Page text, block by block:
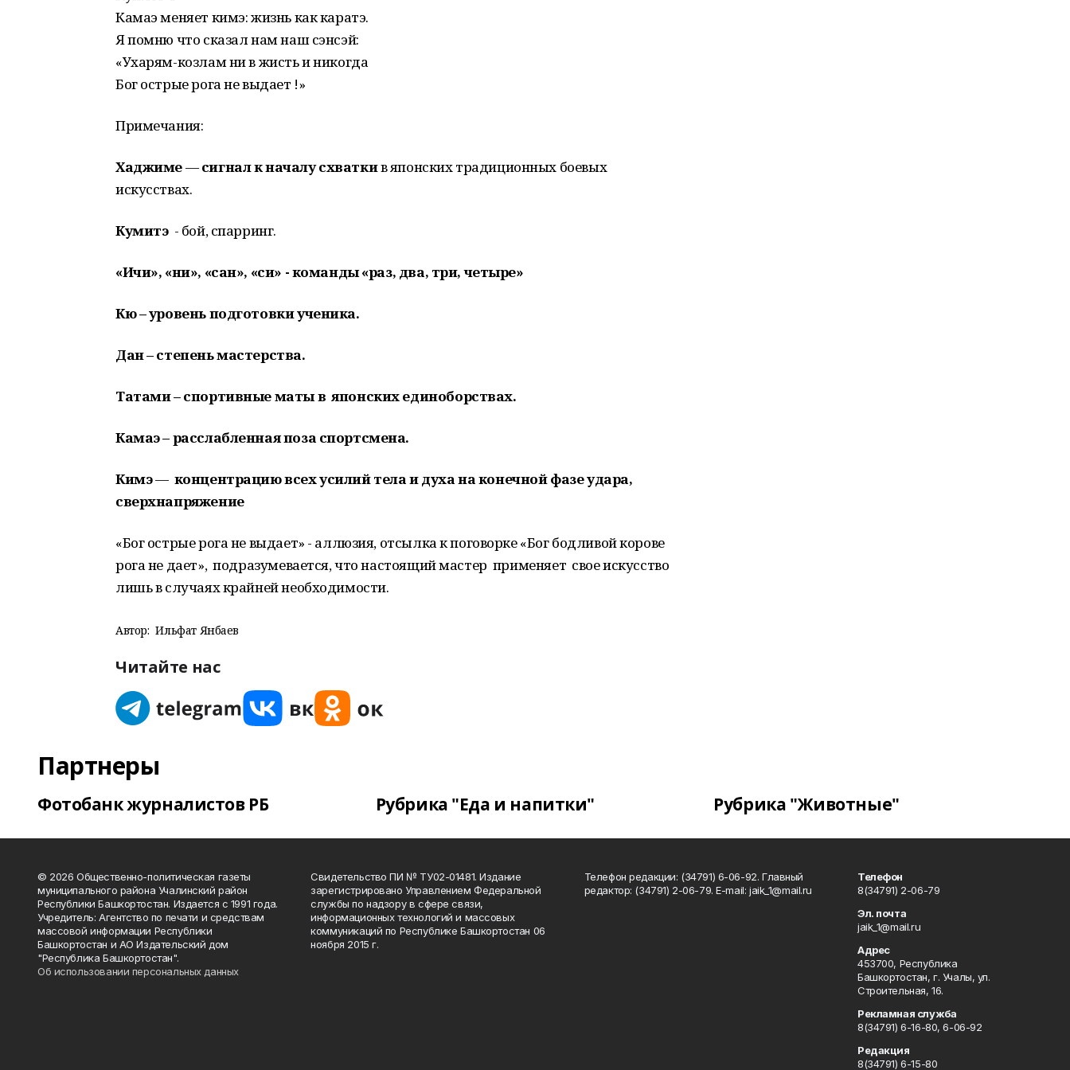
Камаэ меняет кимэ: жизнь как каратэ.
Я помню что сказал нам наш сэнсэй:
«Ухарям-козлам ни в жисть и никогда
Бог острые рога не выдает !»
Примечания:
Хаджиме—сигнал к началу схваткив японских традиционных боевых
искусствах.
Кумитэ- бой, спарринг.
«Ичи», «ни», «сан», «си» - команды «раз, два, три, четыре»
Кю – уровень подготовки ученика.
Дан – степень мастерства.
Татами – спортивные маты в японских единоборствах.
Камаэ – расслабленная поза спортсмена.
Кимэ— концентрацию всех усилий тела и духа на конечной фазе удара,
сверхнапряжение
«Бог острые рога не выдает» - аллюзия, отсылка к поговорке «Бог бодливой корове
рога не дает», подразумевается, что настоящий мастер применяет свое искусство
лишь в случаях крайней необходимости.
Автор: Ильфат Янбаев
Читайте нас
Партнеры
Фотобанк журналистов РБ Рубрика "Еда и напитки" Рубрика "Животные"
© 2026 Общественно-политическая газеты
муниципального района Учалинский район
Республики Башкортостан. Издается с 1991 года.
Учредитель: Агентство по печати и средствам
массовой информации Республики
Башкортостан и АО Издательский дом
"Республика Башкортостан".
Об использовании персональных данных
Свидетельство ПИ № ТУ02-01481. Издание
зарегистрировано Управлением Федеральной
службы по надзору в сфере связи,
информационных технологий и массовых
коммуникаций по Республике Башкортостан 06
ноября 2015 г.
Телефон редакции: (34791) 6-06-92. Главный
редактор: (34791) 2-06-79. Е-mаil: jaik_1@mail.ru
Телефон
8(34791) 2-06-79
Эл. почта
jaik_1@mail.ru
Адрес
453700, Республика
Башкортостан, г. Учалы, ул.
Строительная, 16.
Рекламная служба
8(34791) 6-16-80, 6-06-92
Редакция
8(34791) 6-15-80